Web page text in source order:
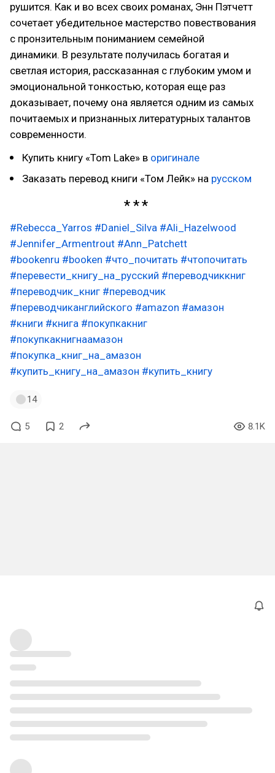
рушится. Как и во всех своих романах, Энн Пэтчетт
сочетает убедительное мастерство повествования
с пронзительным пониманием семейной
динамики. В результате получилась богатая и
светлая история, рассказанная с глубоким умом и
эмоциональной тонкостью, которая еще раз
доказывает, почему она является одним из самых
почитаемых и признанных литературных талантов
современности.
Купить книгу «Tom Lake» в оригинале
Заказать перевод книги «Том Лейк» на русском
#Rebecca_Yarros #Daniel_Silva #Ali_Hazelwood
#Jennifer_Armentrout #Ann_Patchett
#bookenru #booken #что_почитать #чтопочитать
#перевести_книгу_на_русский #переводчиккниг
#переводчик_книг #переводчик
#переводчиканглийского #amazon #амазон
#книги #книга #покупкакниг
#покупкакнигнаамазон
#покупка_книг_на_амазон
#купить_книгу_на_амазон #купить_книгу
14
5 2 8.1K